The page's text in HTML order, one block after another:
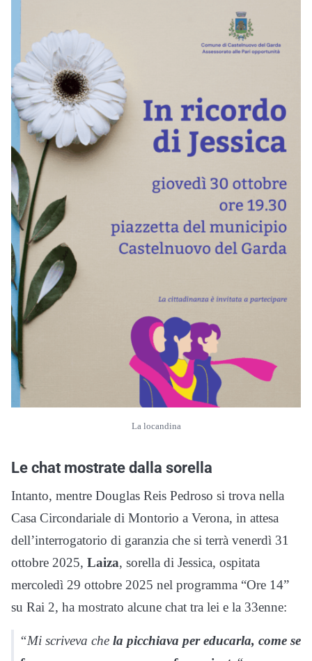
La locandina
Le chat mostrate dalla sorella
Intanto, mentre Douglas Reis Pedroso si trova nella
Casa Circondariale di Montorio a Verona, in attesa
dell’interrogatorio di garanzia che si terrà venerdì 31
ottobre 2025, Laiza, sorella di Jessica, ospitata
mercoledì 29 ottobre 2025 nel programma “Ore 14”
su Rai 2, ha mostrato alcune chat tra lei e la 33enne:
“Mi scriveva che la picchiava per educarla, come se